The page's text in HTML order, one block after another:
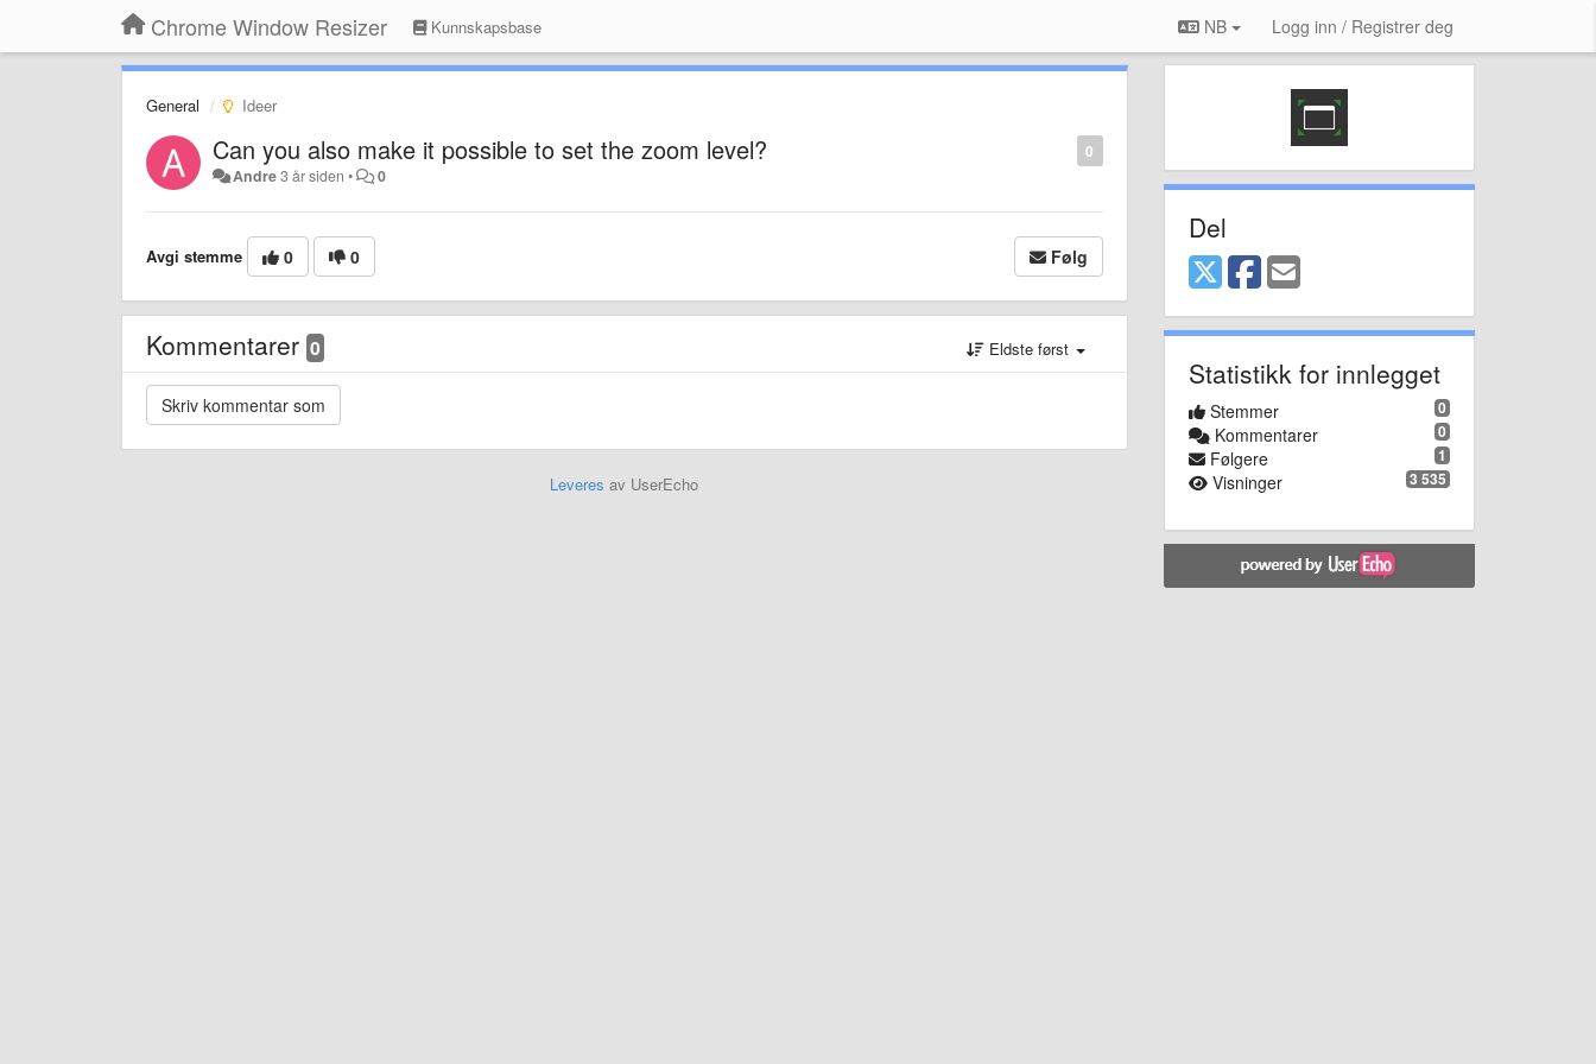
Chrome Window Resizer Kunnskapsbase NB Logg inn / Registrer deg
General Ideer
0
Can you also make it possible to set the zoom level?
Andre3 år siden • 0
Avgi stemme 0 0 Følg
Kommentarer 0 Eldste først
Leveres av UserEcho
Del
Statistikk for innlegget
0
Stemmer
0
Kommentarer
1
Følgere
3 535
Visninger